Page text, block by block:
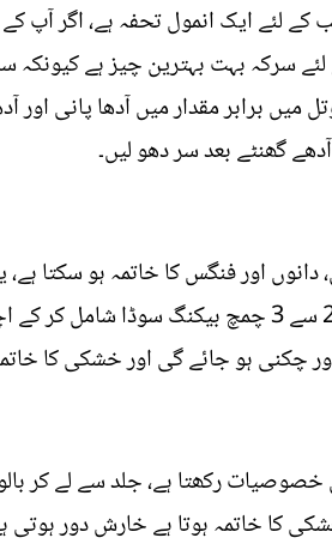
لئے ایک انمول تحفہ ہے، اگر آپ
بہت بہترین چیز ہے کیونکہ
برابر مقدار میں آدھا پانی
گھنٹے بعد سر دھو لیں۔
اور فنگس کا خاتمہ ہو سکتا
ایکسفولیٹ کرتا ہے اور جلد کو چکنا بناتا ہے، بس اپنے شیمپو
چکنی ہو جائے گی اور خشکی کا
رکھتا ہے، جلد سے لے کر
خاتمہ ہوتا ہے خارش دور ہوتی